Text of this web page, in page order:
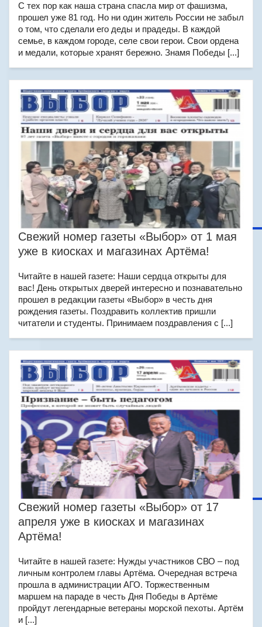
С тех пор как наша страна спасла мир от фашизма,
прошел уже 81 год. Но ни один житель России не забыл
о том, что сделали его деды и прадеды. В каждой
семье, в каждом городе, селе свои герои. Свои ордена
и медали, которые хранят бережно. Знамя Победы [...]
Свежий номер газеты «Выбор» от 1 мая
уже в киосках и магазинах Артёма!
Читайте в нашей газете: Наши сердца открыты для
вас! День открытых дверей интересно и познавательно
прошел в редакции газеты «Выбор» в честь дня
рождения газеты. Поздравить коллектив пришли
читатели и студенты. Принимаем поздравления с [...]
Свежий номер газеты «Выбор» от 17
апреля уже в киосках и магазинах
Артёма!
Читайте в нашей газете: Нужды участников СВО – под
личным контролем главы Артёма. Очередная встреча
прошла в администрации АГО. Торжественным
маршем на параде в честь Дня Победы в Артёме
пройдут легендарные ветераны морской пехоты. Артём
и [...]